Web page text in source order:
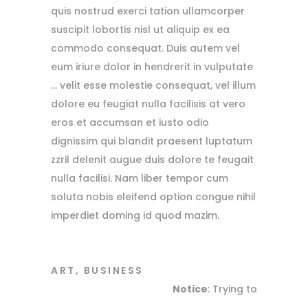
quis nostrud exerci tation ullamcorper
suscipit lobortis nisl ut aliquip ex ea
commodo consequat. Duis autem vel
eum iriure dolor in hendrerit in vulputate
… velit esse molestie consequat, vel illum
dolore eu feugiat nulla facilisis at vero
eros et accumsan et iusto odio
dignissim qui blandit praesent luptatum
zzril delenit augue duis dolore te feugait
nulla facilisi. Nam liber tempor cum
soluta nobis eleifend option congue nihil
imperdiet doming id quod mazim.
ART , BUSINESS
Notice: Trying to